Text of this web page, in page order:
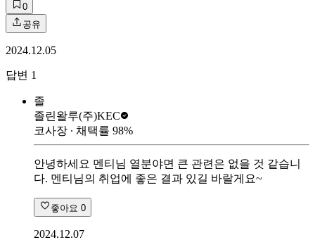
0
공유
2024.12.05
답변 1
졸
졸린왈루(주)KEC
코사장 ∙ 채택률 98%
안녕하세요 멘티님 열분야면 큰 관련은 없을 것 같습니
다. 멘티님의 취업에 좋은 결과 있길 바랄게요~
좋아요 0
2024.12.07